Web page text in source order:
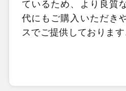
ているため、より良質
代にもご購入いただき
スでご提供しております